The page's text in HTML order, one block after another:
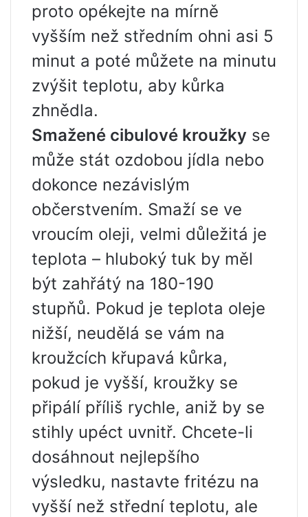
proto opékejte na mírně
vyšším než středním ohni asi 5
minut a poté můžete na minutu
zvýšit teplotu, aby kůrka
zhnědla.
Smažené cibulové kroužky se
může stát ozdobou jídla nebo
dokonce nezávislým
občerstvením. Smaží se ve
vroucím oleji, velmi důležitá je
teplota – hluboký tuk by měl
být zahřátý na 180-190
stupňů. Pokud je teplota oleje
nižší, neudělá se vám na
kroužcích křupavá kůrka,
pokud je vyšší, kroužky se
připálí příliš rychle, aniž by se
stihly upéct uvnitř. Chcete-li
dosáhnout nejlepšího
výsledku, nastavte fritézu na
vyšší než střední teplotu, ale